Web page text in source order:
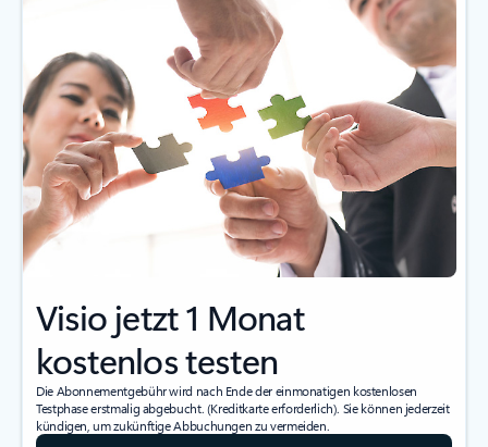
Visio jetzt 1 Monat
kostenlos testen
Die Abonnementgebühr wird nach Ende der einmonatigen kostenlosen
Testphase erstmalig abgebucht. (Kreditkarte erforderlich). Sie können jederzeit
kündigen, um zukünftige Abbuchungen zu vermeiden.